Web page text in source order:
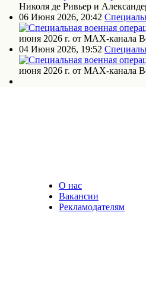
Николя де Ривьер и
06 Июня 2026, 20:42
июня 2026 г. от МАХ-канала
04 Июня 2026, 19:52
июня 2026 г. от МАХ-канала
О нас
Вакансии
Рекламодателям